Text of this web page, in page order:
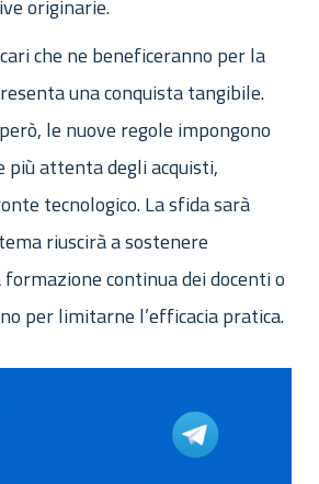
originarie.
che ne beneficeranno per la
una conquista tangibile.
le nuove regole impongono
più attenta degli acquisti,
tecnologico. La sfida sarà
riuscirà a sostenere
continua dei docenti o
per limitarne l’efficacia pratica.